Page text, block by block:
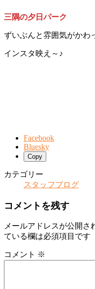
三隅の夕日パーク
ずいぶんと雰囲気がかわ
インスタ映え～♪
Facebook
Bluesky
Copy
カテゴリー
スタッフブログ
コメントを残す
メールアドレスが公開さ
ている欄は必須項目です
コメント ※